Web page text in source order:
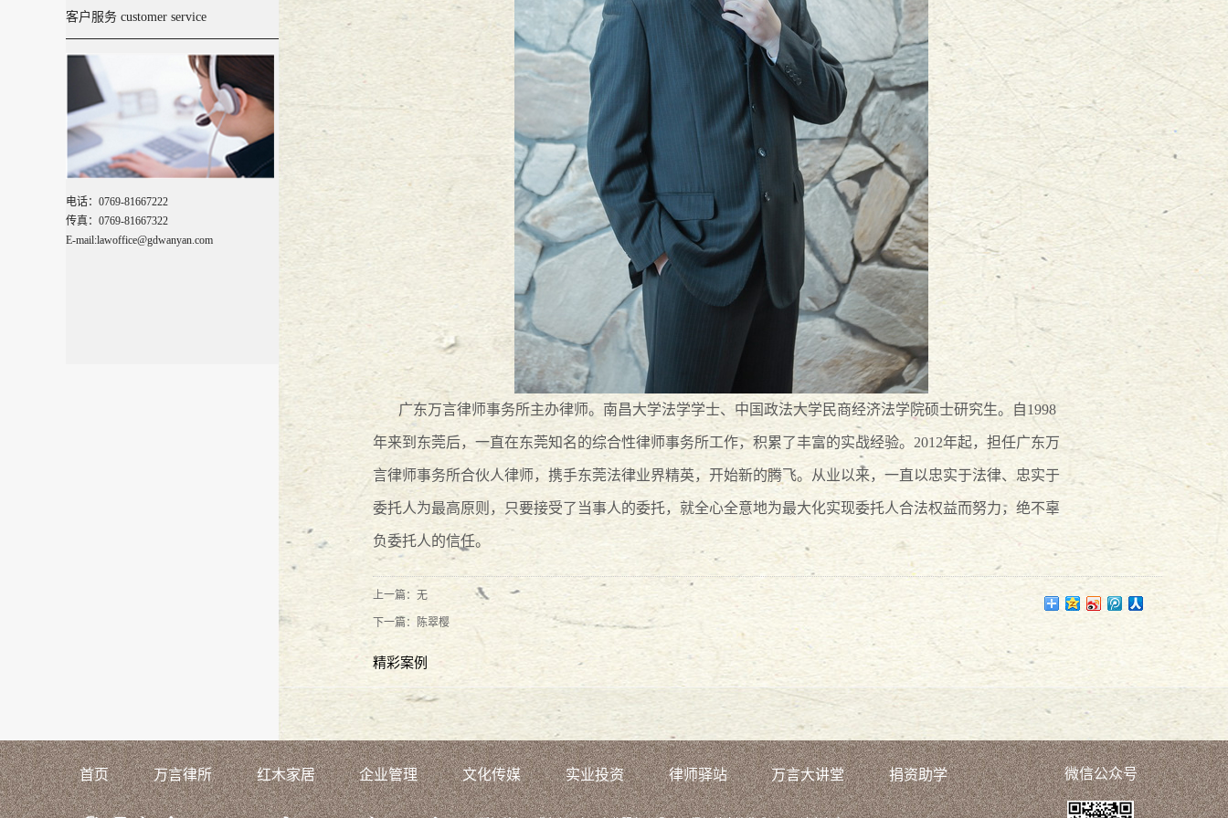
客户服务 customer service
电话：0769-81667222
传真：0769-81667322
E-mail:lawoffice@gdwanyan.com
广东万言律师事务所主办律师。 南昌大学法学学士、中国政法大学民商经济法学院硕士研究生。自1998
年来到东莞后，一直在东莞知名的综合性律师事务所工作，积累了丰富的实战经验。2012年起，担任广东万
言律师事务所合伙人律师，携手东莞法律业界精英，开始新的腾飞。从业以来，一直以忠实于法律、忠实于
委托人为最高原则，只要接受了当事人的委托，就全心全意地为最大化实现委托人合法权益而努力，绝不辜
负委托人的信任。
上一篇：无
下一篇： 陈翠樱
精彩案例
首页 万言律所 红木家居 企业管理 文化传媒 实业投资 律师驿站 万言大讲堂 捐资助学 微信公众号